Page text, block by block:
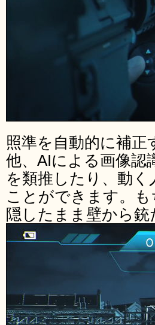
照準を自動的に補
他、AIによる画像認
を類推したり、動
ことができます。
隠したまま壁から